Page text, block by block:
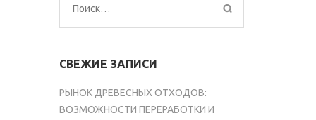
Найти:
СВЕЖИЕ ЗАПИСИ
РЫНОК ДРЕВЕСНЫХ ОТХОДОВ:
ВОЗМОЖНОСТИ ПЕРЕРАБОТКИ И